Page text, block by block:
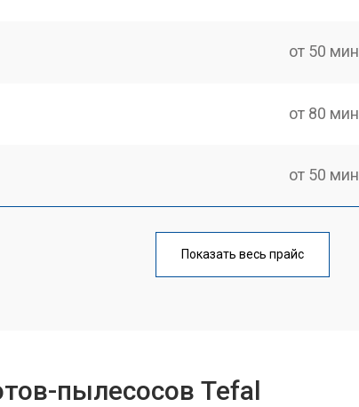
от 50 мин
от 80 мин
от 50 мин
от 60 мин
Показать весь прайс
пылесосов Tefal